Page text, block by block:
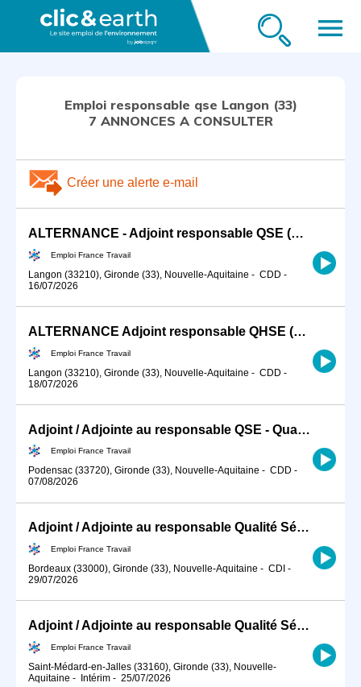
menu
Emploi responsable qse Langon (33)
7 ANNONCES A CONSULTER
Créer une alerte e-mail
ALTERNANCE - Adjoint responsable QSE (H/F)
Emploi France Travail
Langon (33210), Gironde (33), Nouvelle-Aquitaine - CDD -
16/07/2026
ALTERNANCE Adjoint responsable QHSE (H/F)
Emploi France Travail
Langon (33210), Gironde (33), Nouvelle-Aquitaine - CDD -
18/07/2026
Adjoint / Adjointe au responsable QSE - Qualité Sécurité Environn (H/F)
Emploi France Travail
Podensac (33720), Gironde (33), Nouvelle-Aquitaine - CDD -
07/08/2026
Adjoint / Adjointe au responsable Qualité Sécurité Environnement (H/F)
Emploi France Travail
Bordeaux (33000), Gironde (33), Nouvelle-Aquitaine - CDI -
29/07/2026
Adjoint / Adjointe au responsable Qualité Sécurité Environnement (H/F)
Emploi France Travail
Saint-Médard-en-Jalles (33160), Gironde (33), Nouvelle-
Aquitaine - Intérim - 25/07/2026